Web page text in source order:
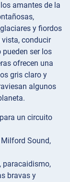
amantes de la
y fiordos
conducir
ser los
ofrecen una
gris claro y
algunos
un circuito
Sound,
paracaidismo,
bravas y